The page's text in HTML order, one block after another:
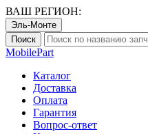
ВАШ РЕГИОН:
Эль-Монте
Поиск
MobilePart
Каталог
Доставка
Оплата
Гарантия
Вопрос-ответ